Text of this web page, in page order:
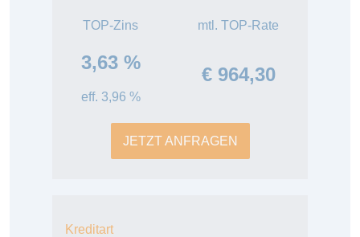
TOP-Zins
3,63 %
eff. 3,96 %
mtl. TOP-Rate
€ 964,30
JETZT ANFRAGEN
Kreditart